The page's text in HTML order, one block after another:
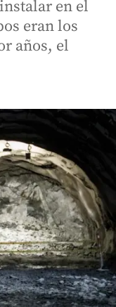
en el
eran los
años, el